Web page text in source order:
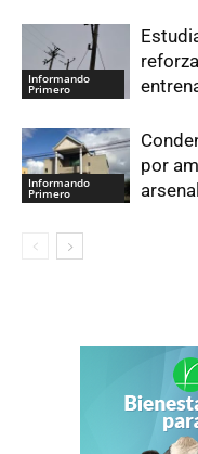
Informando
Primero
Informando
Primero
por